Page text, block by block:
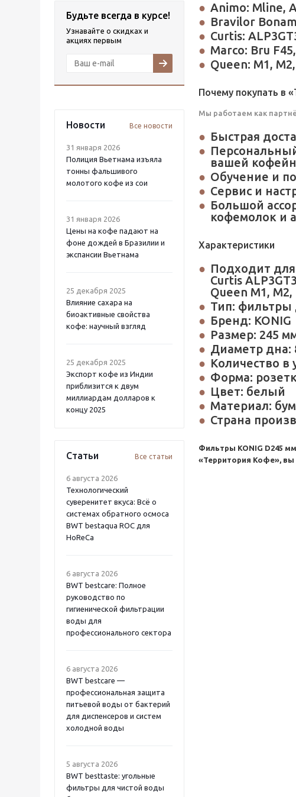
Будьте всегда в курсе!
Узнавайте о скидках и
акциях первым
Новости Все новости
31 января 2026
Полиция Вьетнама изъяла
тонны фальшивого
молотого кофе из сои
31 января 2026
Цены на кофе падают на
фоне дождей в Бразилии и
экспансии Вьетнама
25 декабря 2025
Влияние сахара на
биоактивные свойства
кофе: научный взгляд
25 декабря 2025
Экспорт кофе из Индии
приблизится к двум
миллиардам долларов к
концу 2025
Статьи Все статьи
6 августа 2026
Технологический
суверенитет вкуса: Всё о
системах обратного осмоса
BWT bestaqua ROC для
HoReCa
6 августа 2026
BWT bestcare: Полное
руководство по
гигиенической фильтрации
воды для
профессионального сектора
6 августа 2026
BWT bestcare —
профессиональная защита
питьевой воды от бактерий
для диспенсеров и систем
холодной воды
5 августа 2026
BWT besttaste: угольные
фильтры для чистой воды
Animo: Mline,
Bravilor
Curtis:
Marco: Bru
Queen: M1,
Почему покупать в
Мы работаем как
Быстрая
вашей
Обучение и
Сервис и
Большой
кофемолок и
Характеристики
Подходит
Curtis
Queen M1,
Тип:
Бренд: KONIG
Размер: 245
Диаметр дна:
Количество в
Форма:
Цвет: белый
Материал:
Страна
Фильтры KONIG D245
«Территория Кофе», вы